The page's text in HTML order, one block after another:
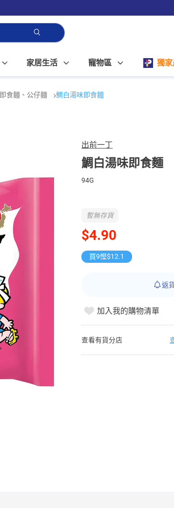
家居生活 寵物區 獨
即食麵、公仔麵 鯛白湯味即食麵
出前一丁
鯛白湯味即食麵
94G
$4.90
暫無存貨
買9慳$12.1
返
加入我的購物清單
查看有貨分店